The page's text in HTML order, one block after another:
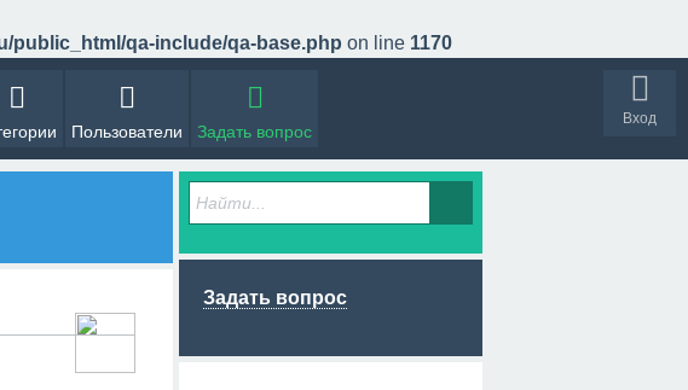
public_html/qa-include/qa-base.php on line 1170
Вход
Пользователи Задать вопрос
Задать вопрос